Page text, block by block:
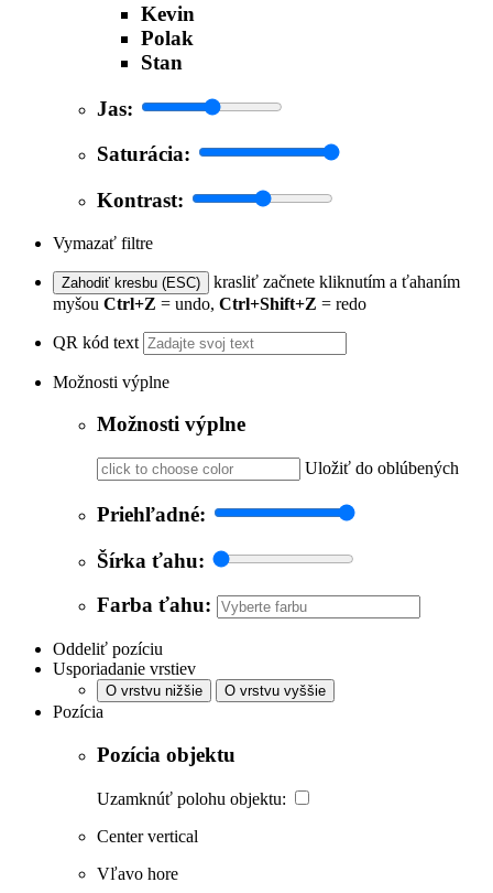
Kevin
Polak
Stan
Jas:
Saturácia:
Kontrast:
Vymazať filtre
Zahodiť kresbu (ESC)
krasliť začnete kliknutím a ťahaním
myšou Ctrl+Z = undo, Ctrl+Shift+Z = redo
QR kód text
Možnosti výplne
Možnosti výplne
Uložiť do oblúbených
Priehľadné:
Šírka ťahu:
Farba ťahu:
Oddeliť pozíciu
Usporiadanie vrstiev
O vrstvu nižšie O vrstvu vyššie
Pozícia
Pozícia objektu
Uzamknúť polohu objektu:
Center vertical
Vľavo hore